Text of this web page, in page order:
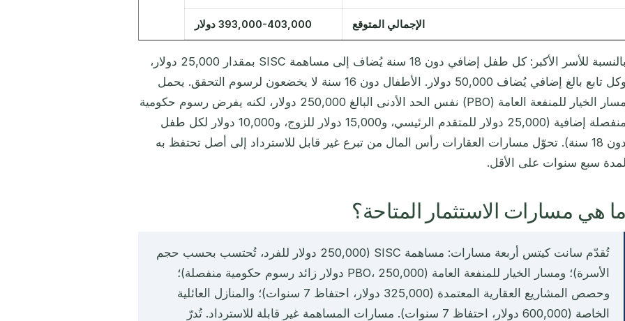
الإجمالي المتوقع 393,000-403,000 دولار
بالنسبة للأسر الأكبر: كل طفل إضافي دون 18 سنة يُضاف إلى مساهمة SISC بمقدار 25,000 دولار،
وكل تابع بالغ إضافي يُضاف 50,000 دولار. الأطفال دون 16 سنة لا يخضعون لرسوم التحقق. يحمل
مسار الخيار للمنفعة العامة (PBO) نفس الحد الأدنى البالغ 250,000 دولار، لكنه يفرض رسوم حكومية
منفصلة إضافية (25,000 دولار للمتقدم الرئيسي، و15,000 دولار للزوج، و10,000 دولار لكل طفل
دون 18 سنة). تحوّل مسارات العقارات رأس المال من تبرع غير قابل للاسترداد إلى أصل تحتفظ به
سبع سنوات على الأقل.
هي مسارات الاستثمار المتاحة؟
تُقدّم سانت كيتس أربعة مسارات: مساهمة SISC (250,000 دولار للفرد، تُحتسب بحسب حجم
الأسرة)؛ ومسار الخيار للمنفعة العامة (PBO، 250,000 دولار زائد رسوم حكومية منفصلة)؛
وحصص المشاريع العقارية المعتمدة (325,000 دولار، احتفاظ 7 سنوات)؛ والمنازل العائلية
الخاصة (600,000 دولار، احتفاظ 7 سنوات). مسارات المساهمة غير قابلة للاسترداد. تُدرّ